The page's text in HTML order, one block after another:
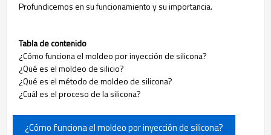
Profundicemos en su funcionamiento y su importancia.
Tabla de contenido
¿Cómo funciona el moldeo por inyección de silicona?
¿Qué es el moldeo de silicio?
¿Qué es el método de moldeo de silicona?
¿Cuál es el proceso de la silicona?
¿Cómo funciona el moldeo por inyección de silicona?